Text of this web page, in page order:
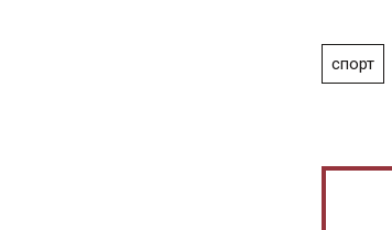
спорт